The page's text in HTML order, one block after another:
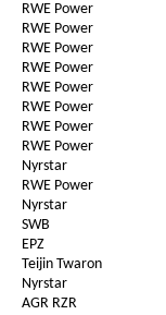
RWE Power
RWE Power
RWE Power
RWE Power
RWE Power
RWE Power
RWE Power
RWE Power
Nyrstar
RWE Power
Nyrstar
SWB
EPZ
Teijin Twaron
Nyrstar
AGR RZR